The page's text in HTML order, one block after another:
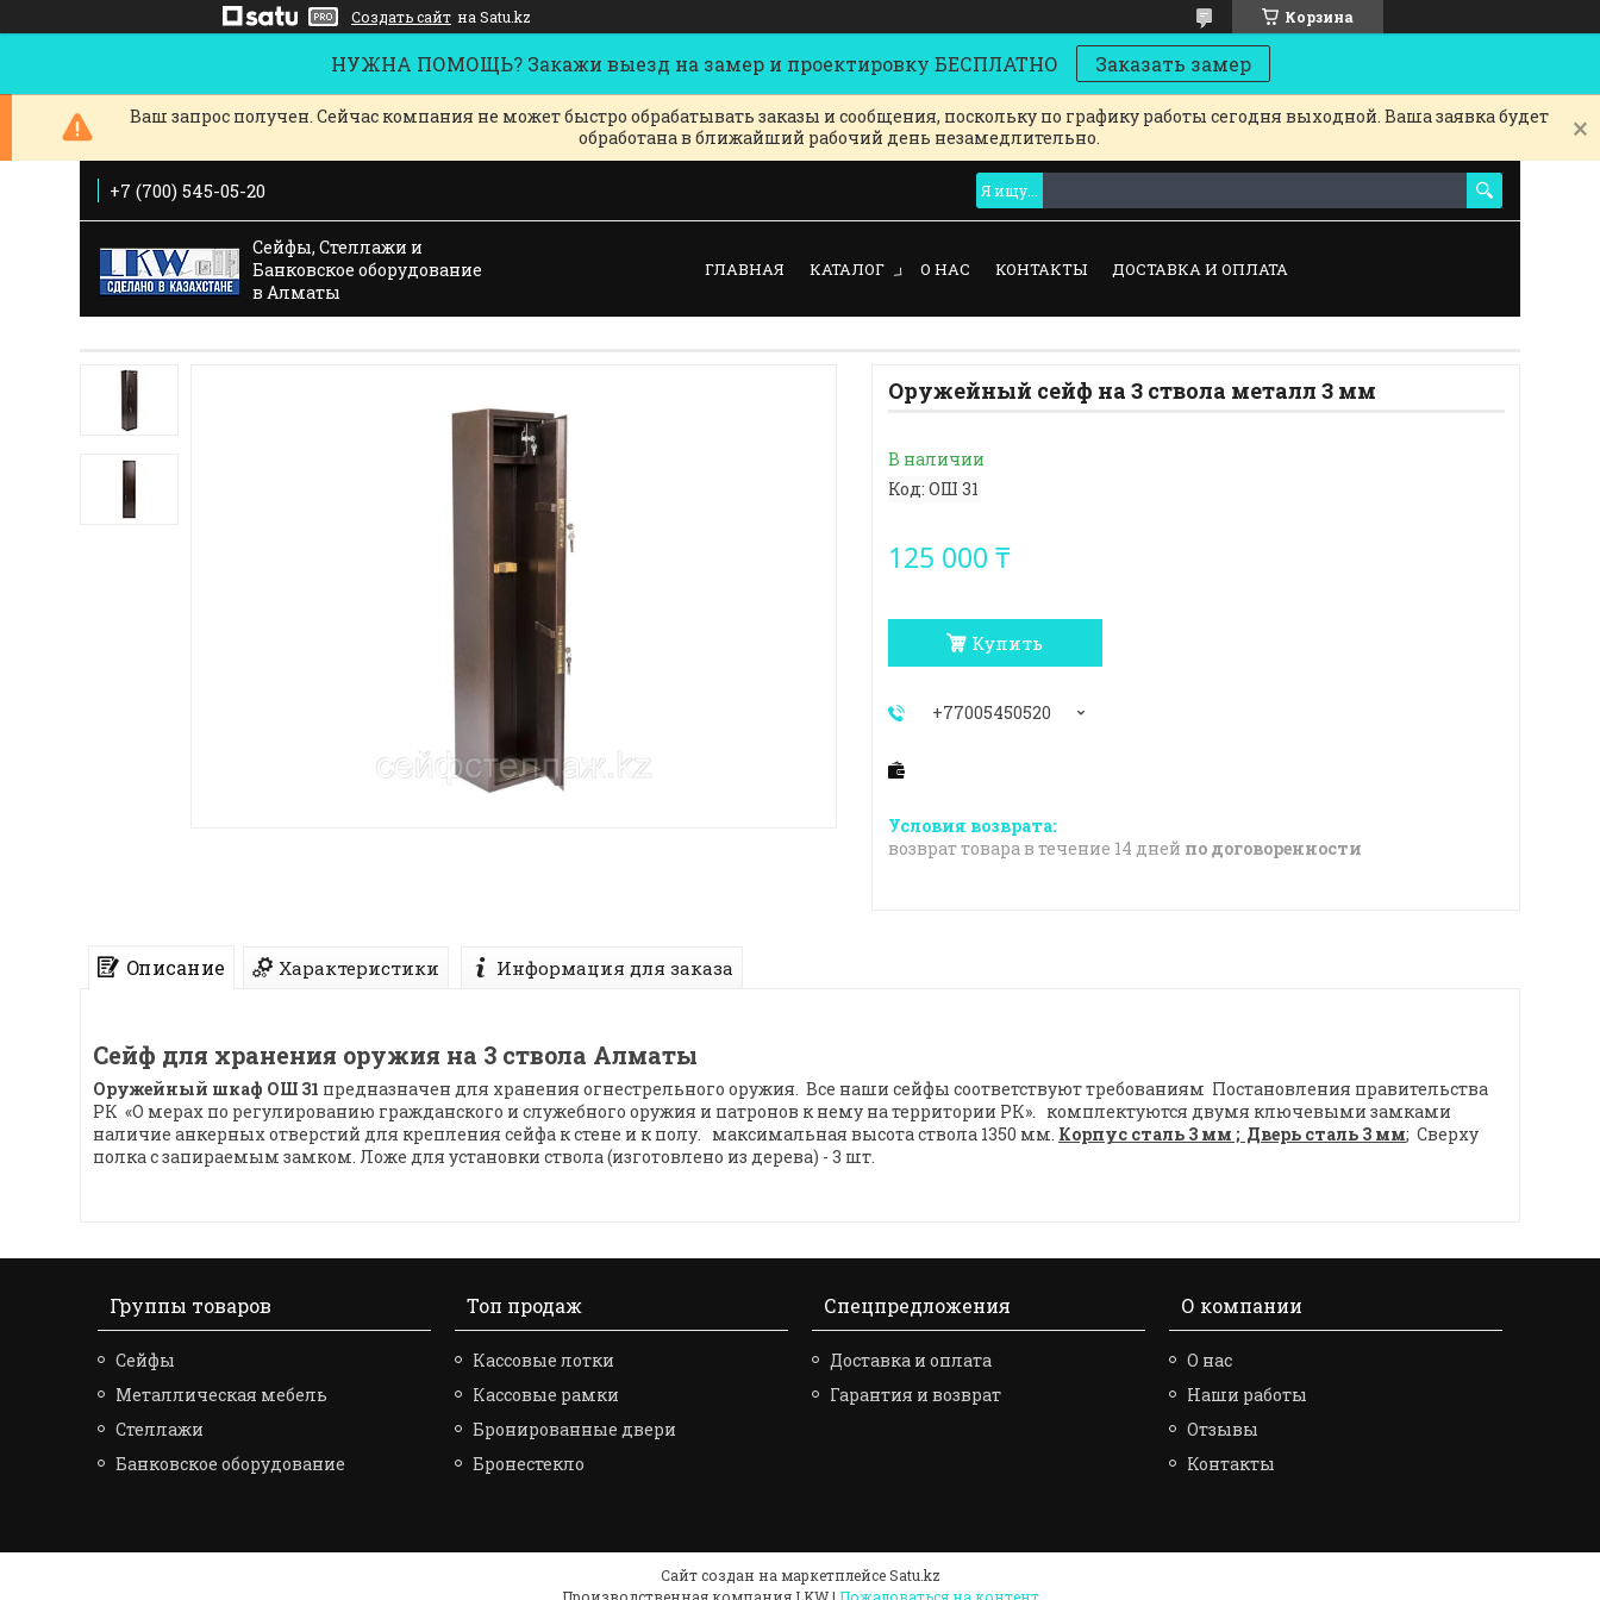
Создать сайт на Satu.kz Корзина
НУЖНА ПОМОЩЬ? Закажи выезд на замер и проектировку БЕСПЛАТНО Заказать замер
Ваш запрос получен. Сейчас компания не может быстро обрабатывать заказы и сообщения, поскольку по графику работы сегодня выходной. Ваша заявка будет
обработана в ближайший рабочий день незамедлительно.
+7 (700) 545-05-20
Сейфы, Стеллажи и
Банковское оборудование
в Алматы
ГЛАВНАЯ КАТАЛОГ О НАС КОНТАКТЫ ДОСТАВКА И ОПЛАТА
Оружейный сейф на 3 ствола металл 3 мм
В наличии
Код: ОШ 31
125 000 ₸
Купить
+77005450520
возврат товара в течение 14 дней по договоренности
Описание Характеристики Информация для заказа
Сейф для хранения оружия на 3 ствола Алматы
Оружейный шкаф ОШ 31 предназначен для хранения огнестрельного оружия. Все наши сейфы соответствуют требованиям Постановления правительства
РК «О мерах по регулированию гражданского и служебного оружия и патронов к нему на территории РК». комплектуются двумя ключевыми замками
наличие анкерных отверстий для крепления сейфа к стене и к полу. максимальная высота ствола 1350 мм. Корпус сталь 3 мм ; Дверь сталь 3 мм; Сверху
полка с запираемым замком. Ложе для установки ствола (изготовлено из дерева) - 3 шт.
Группы товаров
Сейфы
Металлическая мебель
Стеллажи
Банковское оборудование
Топ продаж
Кассовые лотки
Кассовые рамки
Бронированные двери
Бронестекло
Спецпредложения
Доставка и оплата
Гарантия и возврат
О компании
О нас
Наши работы
Отзывы
Контакты
Сайт создан на маркетплейсеSatu.kz